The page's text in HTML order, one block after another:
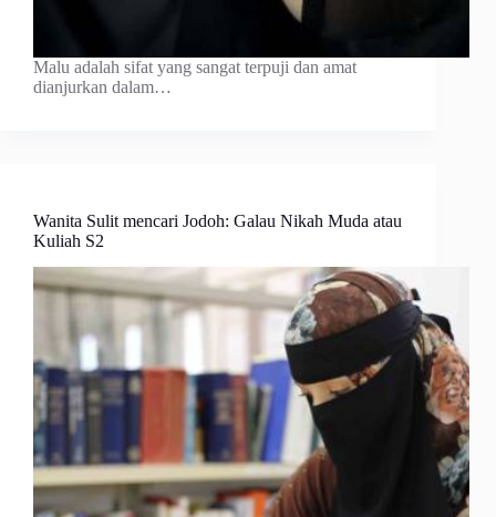
Malu adalah sifat yang sangat terpuji dan amat
dianjurkan dalam…
Wanita Sulit mencari Jodoh: Galau Nikah Muda atau
Kuliah S2